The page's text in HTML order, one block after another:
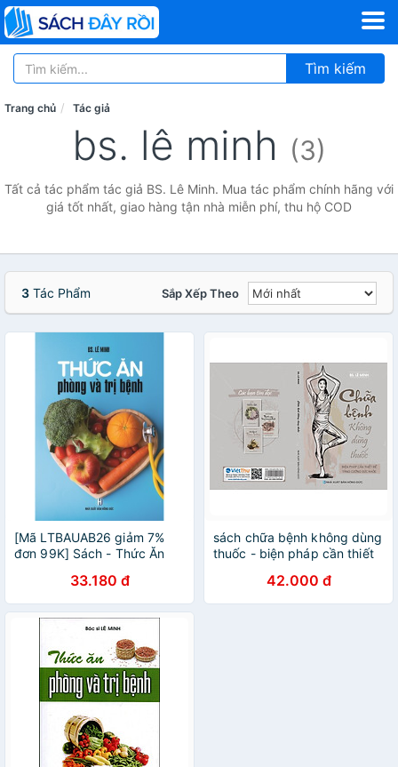
Tìm kiếm
Trang chủ Tác giả
bs. lê minh (3)
Tất cả tác phẩm tác giả BS. Lê Minh. Mua tác phẩm chính hãng với
giá tốt nhất, giao hàng tận nhà miễn phí, thu hộ COD
3 Tác Phẩm Sắp Xếp Theo
[Mã LTBAUAB26 giảm 7%
đơn 99K] Sách - Thức Ăn
33.180 đ
sách chữa bệnh không dùng
thuốc - biện pháp cần thiết
42.000 đ